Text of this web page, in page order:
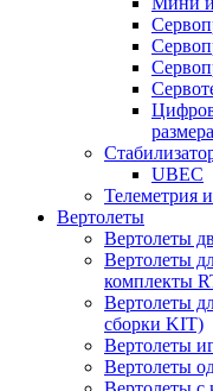
размера
UBEC
Телеметрия
Вертолеты
Вертолеты
Вертолеты
комплекты
Вертолеты
сборки KIT)
Вертолеты
Вертолеты